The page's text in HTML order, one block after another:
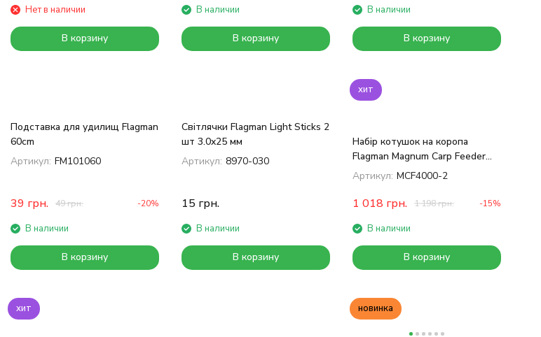
Нет в наличии
В корзину
В наличии
В корзину
В наличии
В корзину
Подставка для удилищ Flagman
60cm
Артикул: FM101060
39 грн. 49грн. -20%
В наличии
В корзину
Світлячки Flagman Light Sticks 2
шт 3.0x25 мм
Артикул: 8970-030
15 грн.
В наличии
В корзину
хит
Набір котушок на коропа
Flagman Magnum Carp Feeder
4000 2 шт
Артикул: MCF4000-2
1 018 грн. 1 198грн. -15%
В наличии
В корзину
хит новинка